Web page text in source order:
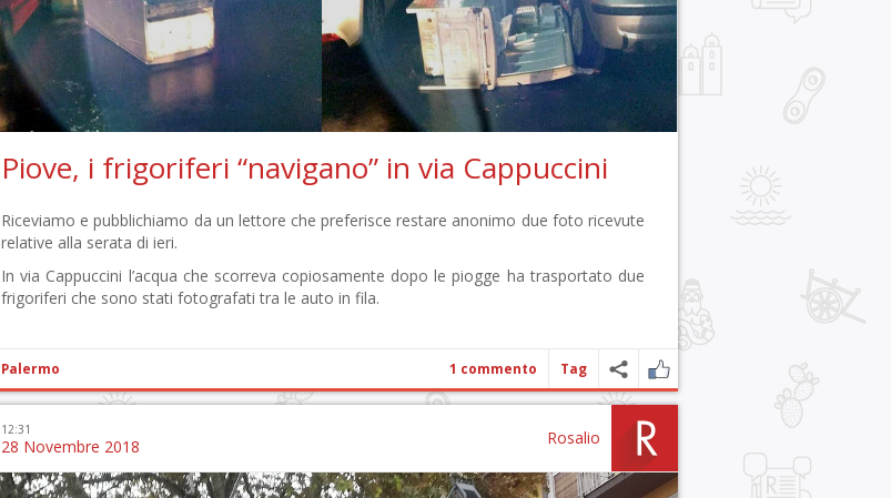
Piove, i frigoriferi “navigano” in via Cappuccini
Riceviamo e pubblichiamo da un lettore che preferisce restare anonimo due foto ricevute
relative alla serata di ieri.
In via Cappuccini l’acqua che scorreva copiosamente dopo le piogge ha trasportato due
frigoriferi che sono stati fotografati tra le auto in fila.
Palermo 1 commento Tag
12:31
28 Novembre 2018 Rosalio